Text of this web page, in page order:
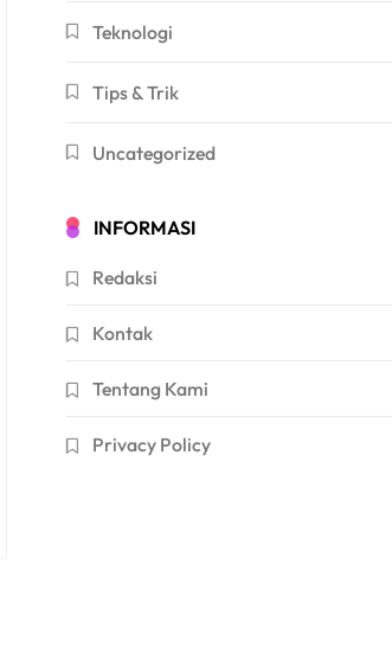
Teknologi
Tips & Trik
Uncategorized
INFORMASI
Redaksi
Kontak
Tentang Kami
Privacy Policy